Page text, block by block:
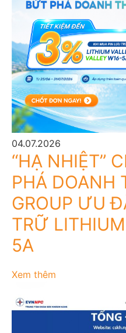
04.07.2026
“HẠ NHIỆT”
PHÁ DOANH
GROUP ƯU
TRỮ
5A
Xem thêm